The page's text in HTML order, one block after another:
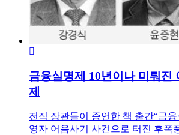
금융실명제 10년이나 미뤄진
제
전직 장관들이 증언한 책 출간“금
영자 어음사기 사건으로 터진 후폭